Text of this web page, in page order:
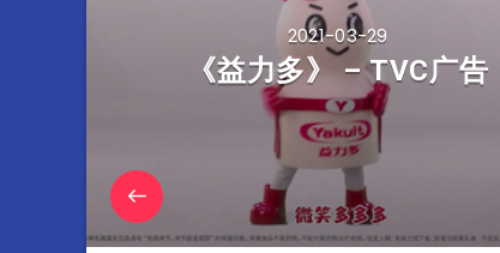
2021-03-29
《益力多》 – TVC广告